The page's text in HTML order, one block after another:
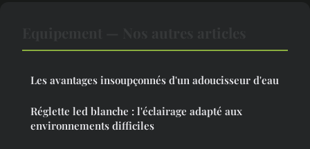
Les avantages insoupçonnés d'un adoucisseur d'eau
Réglette led blanche : l'éclairage adapté aux
environnements difficiles